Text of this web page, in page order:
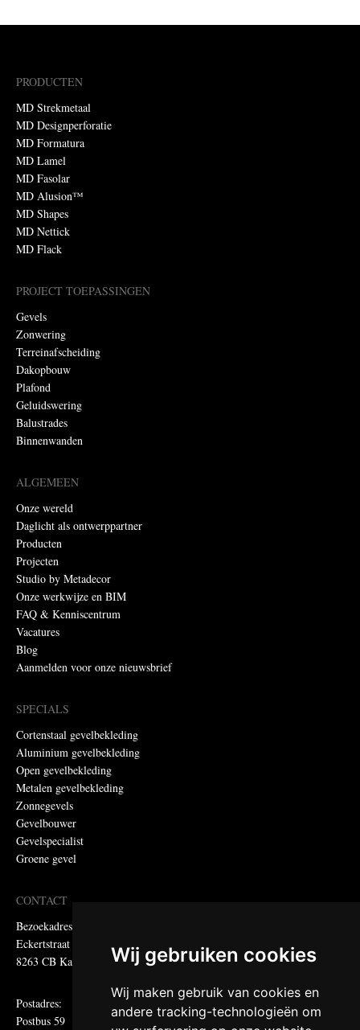
Wij gebruiken cookies
Wij maken gebruik van cookies en
andere tracking-technologieën om
PRODUCTEN
MD Strekmetaal
MD Designperforatie
MD Formatura
MD Lamel
MD Fasolar
MD Alusion™
MD Shapes
MD Nettick
MD Flack
PROJECT TOEPASSINGEN
Gevels
Zonwering
Terreinafscheiding
Dakopbouw
Plafond
Geluidswering
Balustrades
Binnenwanden
ALGEMEEN
Onze wereld
Daglicht als ontwerppartner
Producten
Projecten
Studio by Metadecor
Onze werkwijze en BIM
FAQ & Kenniscentrum
Vacatures
Blog
Aanmelden voor onze nieuwsbrief
SPECIALS
Cortenstaal gevelbekleding
Aluminium gevelbekleding
Open gevelbekleding
Metalen gevelbekleding
Zonnegevels
Gevelbouwer
Gevelspecialist
Groene gevel
CONTACT
Bezoekadres:
Eckertstraat 75
8263 CB Kampen
Postadres:
Postbus 59